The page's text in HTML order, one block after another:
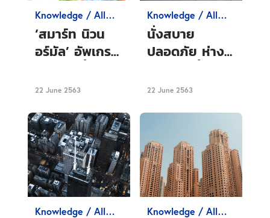
Knowledge / All
about Condo
‘สมาร์ท นิวน
อร์มัล’ อัพเกรด
สุขภาพดีกับ
22 June 2563
Knowledge / All
about Condo
นั่งสบาย
ปลอดภัย ห่าง
แบคทีเรีย
22 June 2563
Knowledge / All
Knowledge / All